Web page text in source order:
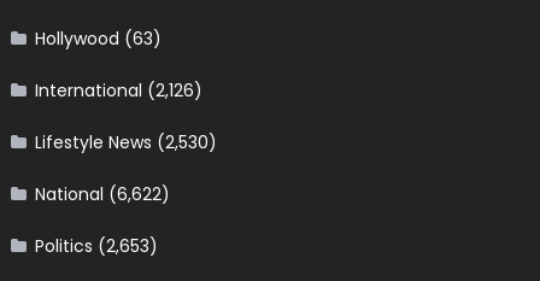
Hollywood (63)
International (2,126)
Lifestyle News (2,530)
National (6,622)
Politics (2,653)